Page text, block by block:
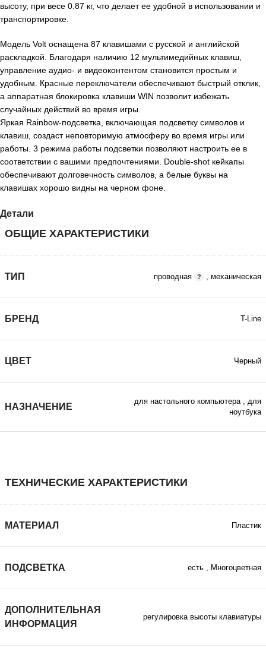
высоту, при весе 0.87 кг, что делает ее удобной в использовании и
транспортировке.
Модель Volt оснащена 87 клавишами с русской и английской
раскладкой. Благодаря наличию 12 мультимедийных клавиш,
управление аудио- и видеоконтентом становится простым и
удобным. Красные переключатели обеспечивают быстрый отклик,
а аппаратная блокировка клавиши WIN позволит избежать
случайных действий во время игры.
Яркая Rainbow-подсветка, включающая подсветку символов и
клавиш, создаст неповторимую атмосферу во время игры или
работы. 3 режима работы подсветки позволяют настроить ее в
соответствии с вашими предпочтениями. Double-shot кейкапы
обеспечивают долговечность символов, а белые буквы на
клавишах хорошо видны на черном фоне.
Детали
ОБЩИЕ ХАРАКТЕРИСТИКИ
ТИП проводная механическая
БРЕНД T-Line
ЦВЕТ Черный
НАЗНАЧЕНИЕ для настольного компьютера
для
ноутбука
ТЕХНИЧЕСКИЕ ХАРАКТЕРИСТИКИ
МАТЕРИАЛ Пластик
ПОДСВЕТКА есть Многоцветная
ДОПОЛНИТЕЛЬНАЯ
ИНФОРМАЦИЯ
регулировка высоты клавиатуры